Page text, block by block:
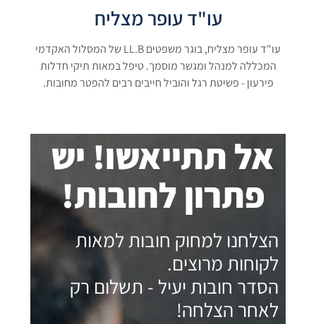
עו"ד עופר מצליח
עו"ד עופר מצליח, בוגר משפטים LL.B של המסלול האקדמי
המכללה למנהל ומגשר מוסמך. טיפל במאות תיקי חדלות
פירעון - פשיטת רגל והוביל חייבים רבים להפטר מחובות.
אל תתייאשו! יש
פתרון לחובות!
הצלחנו למחוק חובות למאות
לקוחות מרוצים.
הסדר חובות יעיל - תשלום רק
לאחר הצלחה!